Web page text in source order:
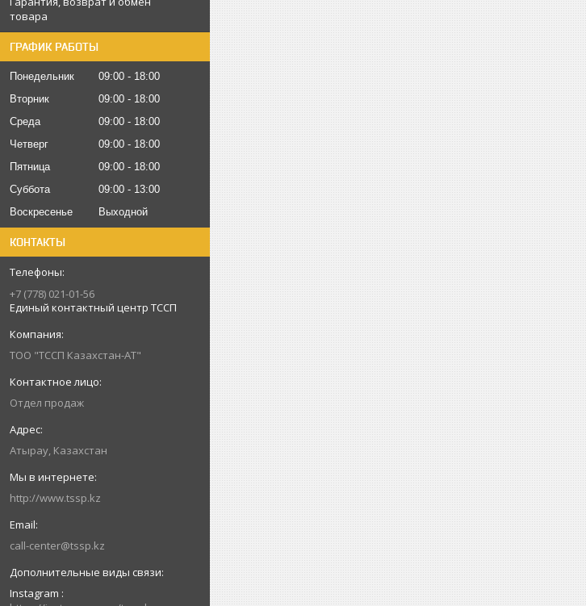
товара
ГРАФИК РАБОТЫ
Понедельник 09:00
18:00
Вторник
09:00
18:00
Среда
09:00
18:00
Четверг
09:00
18:00
Пятница
09:00
18:00
Суббота
09:00
13:00
Воскресенье
Выходной
КОНТАКТЫ
+7 (778) 021-01-56
Единый контактный центр ТССП
ТОО "ТССП Казахстан-АТ"
Отдел продаж
Атырау, Казахстан
http://www.tssp.kz
call-center@tssp.kz
Instagram